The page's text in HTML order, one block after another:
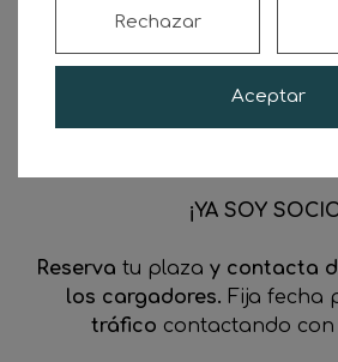
el siguiente formulario:
No se ha encontrado ningún
¡YA SOY
Reserva tu plaza y contacta
los cargadores. Fija fecha
tráfico contactando con
Aceptar
Rechazar